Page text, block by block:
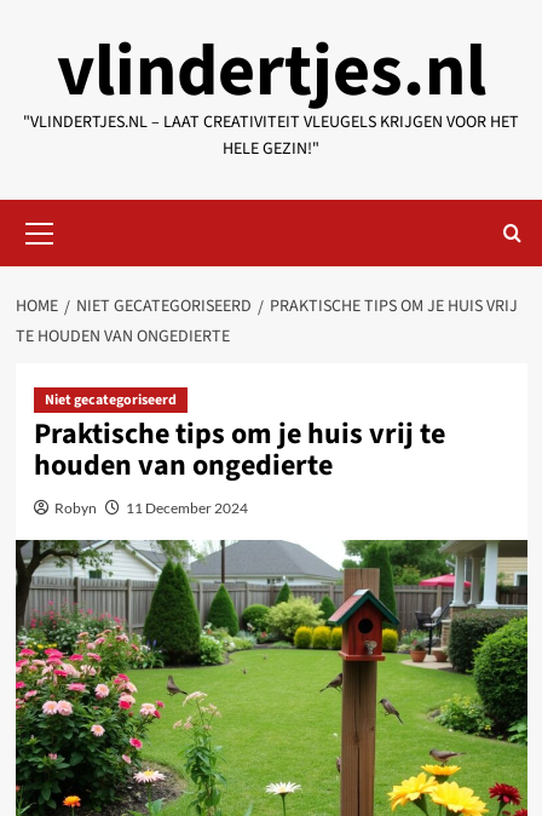
contentvlindertjes.nl
"VLINDERTJES.NL – LAAT CREATIVITEIT VLEUGELS KRIJGEN VOOR HET
HELE GEZIN!"
Menu
HOME NIET GECATEGORISEERD
PRAKTISCHE TIPS OM JE HUIS VRIJ
TE HOUDEN VAN ONGEDIERTE
Niet gecategoriseerd
Praktische tips om je huis vrij te
houden van ongedierte
Robyn 11 December 2024